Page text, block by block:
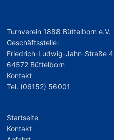
Turnverein 1888 Büttelborn e.V.
Geschäftsstelle:
Friedrich-Ludwig-Jahn-Straße 4
64572 Büttelborn
Kontakt
Tel. (06152) 56001
Startseite
Kontakt